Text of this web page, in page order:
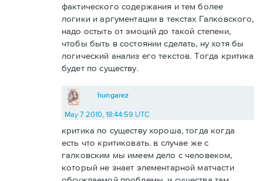
фактического содержания и тем более
логики и аргументации в текстах Галковского,
надо остыть от эмоций до такой степени,
чтобы быть в состоянии сделать, ну хотя бы
логический анализ его текстов. Тогда критика
будет по существу.
hungarez
May 7 2010, 18:44:59 UTC
критика по существу хороша, тогда когда
есть что критиковать. в случае же с
галковским мы имеем дело с человеком,
который не знает элементарной матчасти